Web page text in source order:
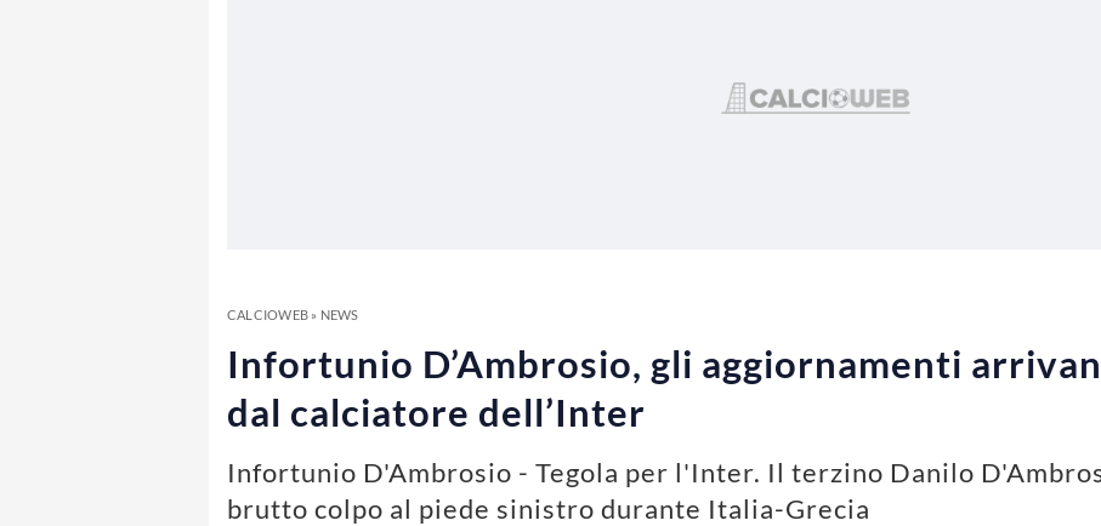
CALCIOWEB» NEWS
Infortunio D’Ambrosio, gli aggiornamenti
dal calciatore dell’Inter
Infortunio D'Ambrosio - Tegola per l'Inter. Il terzino Danilo
brutto colpo al piede sinistro durante Italia-Grecia